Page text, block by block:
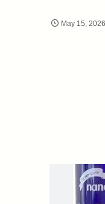
May 15 ,2026